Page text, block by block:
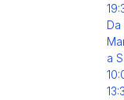
Da
a